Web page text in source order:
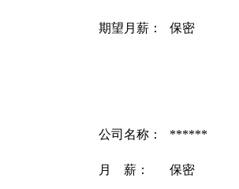
期望月薪： 保密
公司名称：
******
月 薪： 保密